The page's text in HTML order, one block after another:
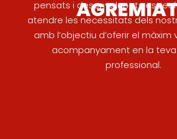
pensats i desenvolupats
atendre les necessitats dels
amb l’objectiu d’oferir el màxim
acompanyament en la
professional.